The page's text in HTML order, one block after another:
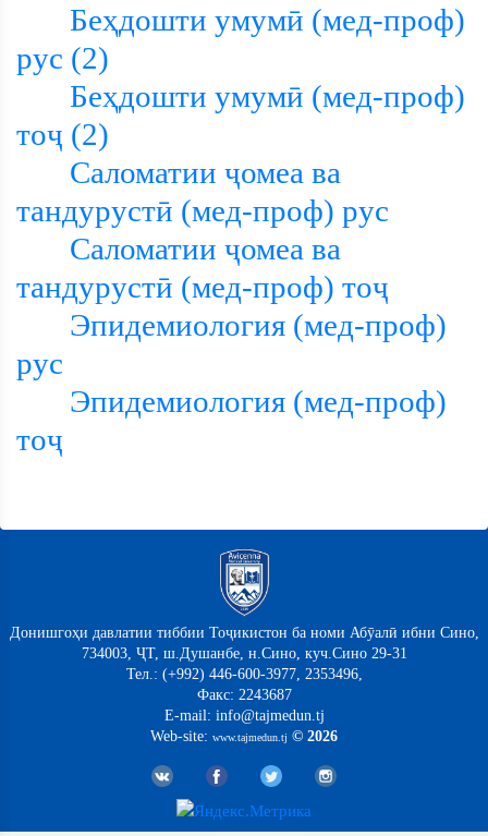
Беҳдошти умумӣ (мед-проф)
рус (2)
Беҳдошти умумӣ (мед-проф)
тоҷ (2)
Саломатии ҷомеа ва
тандурустӣ (мед-проф) рус
Саломатии ҷомеа ва
тандурустӣ (мед-проф) тоҷ
Эпидемиология (мед-проф)
рус
Эпидемиология (мед-проф)
тоҷ
Донишгоҳи давлатии тиббии Тоҷикистон ба номи Абӯалӣ ибни Сино,
734003, ҶТ, ш.Душанбе, н.Сино, куч.Сино 29-31
Тел.: (+992) 446-600-3977, 2353496,
Факс: 2243687
E-mail: info@tajmedun.tj
Web-site: www.tajmedun.tj © 2026